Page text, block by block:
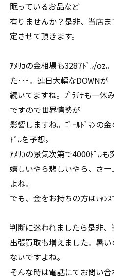
眠っているお品など
有りませんか？是非、当店
定させて頂きます。
ｱﾒﾘｶの金相場も3287ﾄﾞﾙ/oz
た･･･。連日大幅なDOWNが
続いてますね。ﾌﾟﾗﾁﾅも一休
ですので世界情勢が
影響しますね。ｺﾞｰﾙﾄﾞﾏﾝの
ﾄﾞﾙを予想。
ｱﾒﾘｶの景気次第で4000ﾄﾞﾙも
嬉しいやら悲しいやら、さ
よね。
でも、金をお持ちの方はﾁｬﾝ
判断に迷われましたら是非、
出張買取も増えました。暑
ないですよね。
そんな時は電話にてお問い